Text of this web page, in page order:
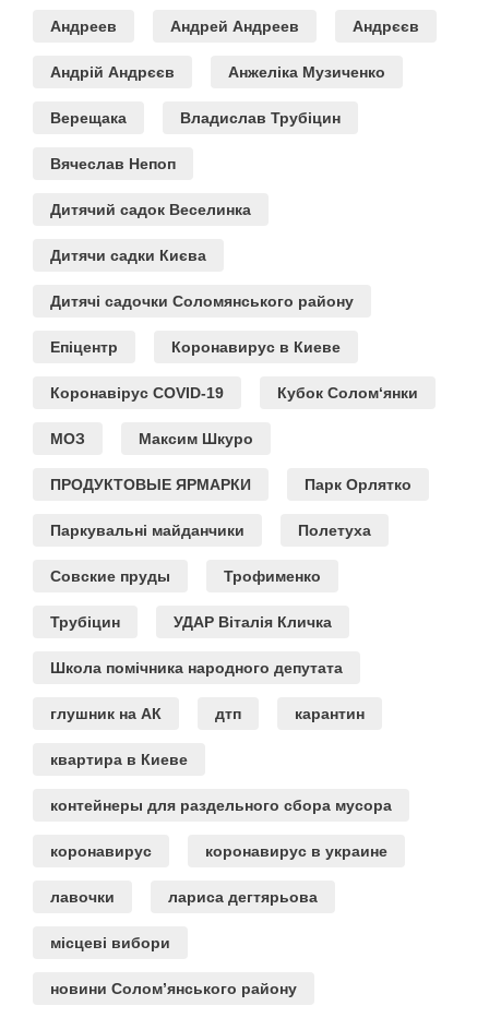
Андреев Андрей Андреев Андрєєв
Андрій Андрєєв Анжеліка Музиченко
Верещака Владислав Трубіцин
Вячеслав Непоп
Дитячий садок Веселинка
Дитячи садки Києва
Дитячі садочки Соломянського району
Епіцентр Коронавирус в Киеве
Коронавірус COVID-19 Кубок Солом‘янки
МОЗ Максим Шкуро
ПРОДУКТОВЫЕ ЯРМАРКИ Парк Орлятко
Паркувальні майданчики Полетуха
Совские пруды Трофименко
Трубіцин УДАР Віталія Кличка
Школа помічника народного депутата
глушник на АК дтп карантин
квартира в Киеве
контейнеры для раздельного сбора мусора
коронавирус коронавирус в украине
лавочки лариса дегтярьова
місцеві вибори
новини Солом’янського району